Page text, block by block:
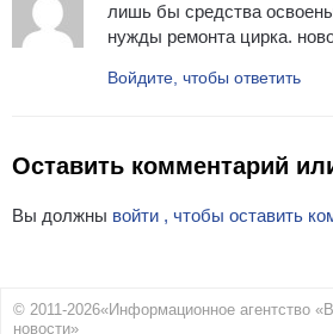
лишь бы средства
нужды ремонта цирка.
Войдите, чтобы ответить
Оставить комментарий
Вы должны войти , чтобы оставить
© 2011-2026«Информационное агентство
новости»